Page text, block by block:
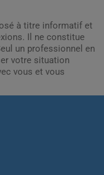
à titre informatif et
Il ne constitue
un professionnel en
votre situation
vous et vous